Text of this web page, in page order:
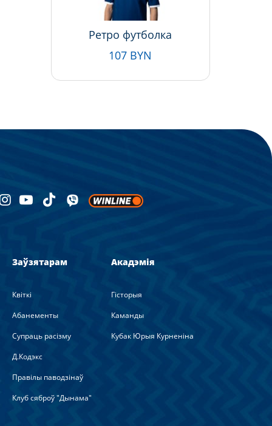
Ретро футболка
107 BYN
Заўзятарам
Квіткі
Абанементы
Супраць расізму
Д.Кодэкс
Правілы паводзінаў
Клуб сяброў "Дынама"
Акадэмія
Гісторыя
Каманды
Кубак Юрыя Курненіна